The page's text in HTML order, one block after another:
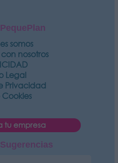
somos
nosotros
Legal
Privacidad
Cookies
tu empresa